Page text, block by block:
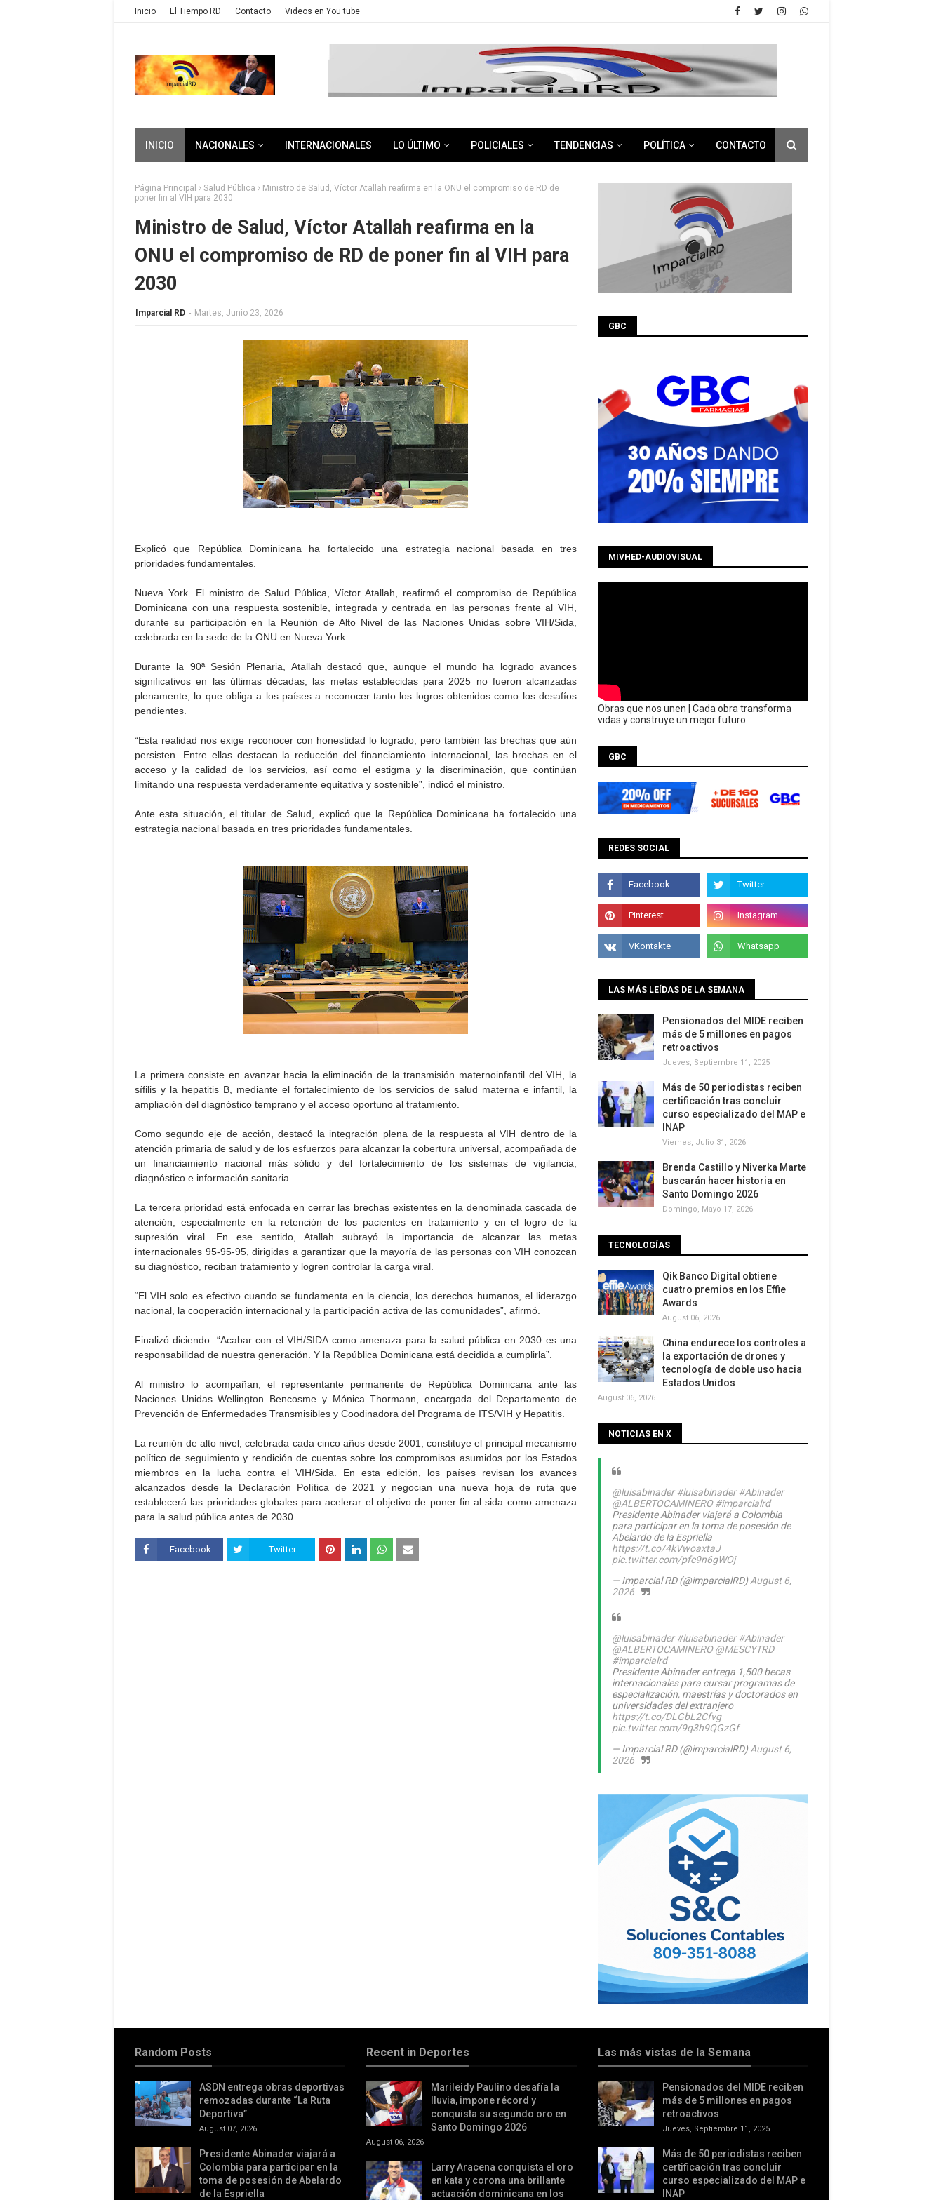
Inicio El Tiempo RD Contacto Videos en You tube
INICIO NACIONALES INTERNACIONALES LO ÚLTIMO POLICIALES TENDENCIAS POLÍTICA CONTACTO
Página Principal Salud Pública
Ministro de Salud, Víctor Atallah reafirma en la ONU el compromiso de RD de
poner fin al VIH para 2030
Ministro de Salud, Víctor Atallah reafirma en la
ONU el compromiso de RD de poner fin al VIH para
2030
Imparcial RD - Martes, Junio 23, 2026
Explicó que República Dominicana ha fortalecido una estrategia nacional basada en tres
prioridades fundamentales.
Nueva York. El ministro de Salud Pública, Víctor Atallah, reafirmó el compromiso de República
Dominicana con una respuesta sostenible, integrada y centrada en las personas frente al VIH,
durante su participación en la Reunión de Alto Nivel de las Naciones Unidas sobre VIH/Sida,
celebrada en la sede de la ONU en Nueva York.
Durante la 90ª Sesión Plenaria, Atallah destacó que, aunque el mundo ha logrado avances
significativos en las últimas décadas, las metas establecidas para 2025 no fueron alcanzadas
plenamente, lo que obliga a los países a reconocer tanto los logros obtenidos como los desafíos
pendientes.
“Esta realidad nos exige reconocer con honestidad lo logrado, pero también las brechas que aún
persisten. Entre ellas destacan la reducción del financiamiento internacional, las brechas en el
acceso y la calidad de los servicios, así como el estigma y la discriminación, que continúan
limitando una respuesta verdaderamente equitativa y sostenible”, indicó el ministro.
Ante esta situación, el titular de Salud, explicó que la República Dominicana ha fortalecido una
estrategia nacional basada en tres prioridades fundamentales.
La primera consiste en avanzar hacia la eliminación de la transmisión maternoinfantil del VIH, la
sífilis y la hepatitis B, mediante el fortalecimiento de los servicios de salud materna e infantil, la
ampliación del diagnóstico temprano y el acceso oportuno al tratamiento.
Como segundo eje de acción, destacó la integración plena de la respuesta al VIH dentro de la
atención primaria de salud y de los esfuerzos para alcanzar la cobertura universal, acompañada de
un financiamiento nacional más sólido y del fortalecimiento de los sistemas de vigilancia,
diagnóstico e información sanitaria.
La tercera prioridad está enfocada en cerrar las brechas existentes en la denominada cascada de
atención, especialmente en la retención de los pacientes en tratamiento y en el logro de la
supresión viral. En ese sentido, Atallah subrayó la importancia de alcanzar las metas
internacionales 95-95-95, dirigidas a garantizar que la mayoría de las personas con VIH conozcan
su diagnóstico, reciban tratamiento y logren controlar la carga viral.
“El VIH solo es efectivo cuando se fundamenta en la ciencia, los derechos humanos, el liderazgo
nacional, la cooperación internacional y la participación activa de las comunidades”, afirmó.
Finalizó diciendo: “Acabar con el VIH/SIDA como amenaza para la salud pública en 2030 es una
responsabilidad de nuestra generación. Y la República Dominicana está decidida a cumplirla”.
Al ministro lo acompañan, el representante permanente de República Dominicana ante las
Naciones Unidas Wellington Bencosme y Mónica Thormann, encargada del Departamento de
Prevención de Enfermedades Transmisibles y Coodinadora del Programa de ITS/VIH y Hepatitis.
La reunión de alto nivel, celebrada cada cinco años desde 2001, constituye el principal mecanismo
político de seguimiento y rendición de cuentas sobre los compromisos asumidos por los Estados
miembros en la lucha contra el VIH/Sida. En esta edición, los países revisan los avances
alcanzados desde la Declaración Política de 2021 y negocian una nueva hoja de ruta que
establecerá las prioridades globales para acelerar el objetivo de poner fin al sida como amenaza
para la salud pública antes de 2030.
Facebook Twitter
GBC
MIVHED-AUDIOVISUAL
Obras que nos unen | Cada obra transforma
vidas y construye un mejor futuro.
GBC
REDES SOCIAL
LAS MÁS LEÍDAS DE LA SEMANA
Pensionados del MIDE reciben
más de 5 millones en pagos
retroactivos
Jueves, Septiembre 11, 2025
Más de 50 periodistas reciben
certificación tras concluir
curso especializado del MAP e
INAP
Viernes, Julio 31, 2026
Brenda Castillo y Niverka Marte
buscarán hacer historia en
Santo Domingo 2026
Domingo, Mayo 17, 2026
TECNOLOGÍAS
Qik Banco Digital obtiene
cuatro premios en los Effie
Awards
August 06, 2026
China endurece los controles a
la exportación de drones y
tecnología de doble uso hacia
Estados Unidos
August 06, 2026
NOTICIAS EN X
@luisabinader #luisabinader #Abinader
@ALBERTOCAMINERO #imparcialrd
Presidente Abinader viajará a Colombia
para participar en la toma de posesión de
Abelardo de la Espriella
https://t.co/4kVwoaxtaJ
pic.twitter.com/pfc9n6gWOj
— Imparcial RD (@imparcialRD)August 6,
2026
@luisabinader #luisabinader #Abinader
@ALBERTOCAMINERO @MESCYTRD
#imparcialrd
Presidente Abinader entrega 1,500 becas
internacionales para cursar programas de
especialización, maestrías y doctorados en
universidades del extranjero
https://t.co/DLGbL2Cfvg
pic.twitter.com/9q3h9QGzGf
— Imparcial RD (@imparcialRD)August 6,
2026
Random Posts
ASDN entrega obras deportivas
remozadas durante “La Ruta
Deportiva”
August 07, 2026
Presidente Abinader viajará a
Colombia para participar en la
toma de posesión de Abelardo
de la Espriella
Recent in Deportes
Marileidy Paulino desafía la
lluvia, impone récord y
conquista su segundo oro en
Santo Domingo 2026
August 06, 2026
Larry Aracena conquista el oro
en kata y corona una brillante
actuación dominicana en los
Las más vistas de la Semana
Pensionados del MIDE reciben
más de 5 millones en pagos
retroactivos
Jueves, Septiembre 11, 2025
Más de 50 periodistas reciben
certificación tras concluir
curso especializado del MAP e
INAP